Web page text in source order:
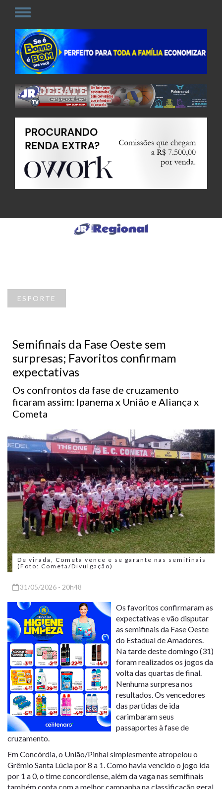
ESPORTE
Semifinais da Fase Oeste sem
surpresas; Favoritos confirmam
expectativas
Os confrontos da fase de cruzamento
ficaram assim: Ipanema x União e Aliança x
Cometa
De virada, Cometa vence e se garante nas semifinais
(Foto: Cometa/Divulgação)
31/05/2026 - 20h48
Os favoritos confirmaram as
expectativas e vão disputar
as semifinais da Fase Oeste
do Estadual de Amadores.
Na tarde deste domingo (31)
foram realizados os jogos da
volta das quartas de final.
Nenhuma surpresa nos
resultados. Os vencedores
das partidas de ida
carimbaram seus
passaportes à fase de
cruzamento.
Em Concórdia, o União/Pinhal simplesmente atropelou o
Grêmio Santa Lúcia por 8 a 1. Como havia vencido o jogo ida
por 1 a 0, o time concordiense, além da vaga nas semifinais
também conta com a melhor campanha na classificação geral